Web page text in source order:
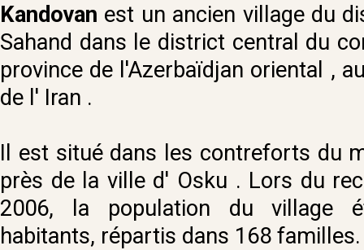
Kandovan est un ancien village du
Sahand dans le district central du
province de l'Azerbaïdjan oriental ,
de l' Iran .
Il est situé dans les contreforts du
près de la ville d' Osku . Lors du
2006, la population du village
habitants, répartis dans 168 familles.